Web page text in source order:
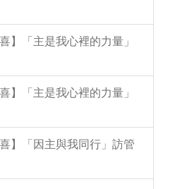
】「主是我心裡的力量」
】「主是我心裡的力量」
】「因主與我同行」訪管